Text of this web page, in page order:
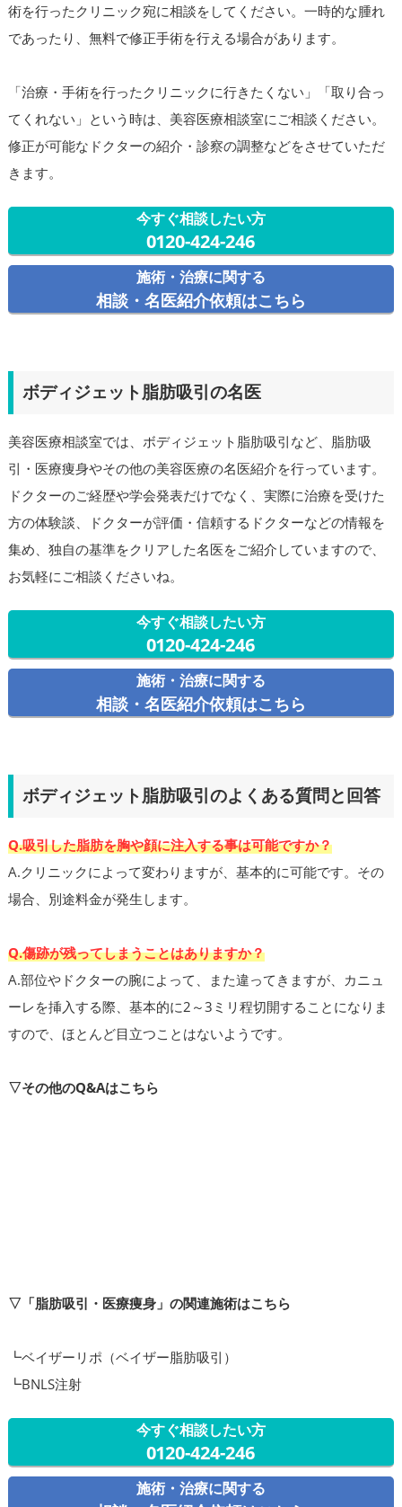
術を行ったクリニック宛に相談をしてください。一時的な腫れ
であったり、無料で修正手術を行える場合があります。
「治療・手術を行ったクリニックに行きたくない」「取り合っ
てくれない」という時は、美容医療相談室にご相談ください。
修正が可能なドクターの紹介・診察の調整などをさせていただ
きます。
今すぐ相談したい方
0120-424-246
施術・治療に関する
相談・名医紹介依頼はこちら
ボディジェット脂肪吸引の名医
美容医療相談室では、ボディジェット脂肪吸引など、脂肪吸
引・医療痩身やその他の美容医療の名医紹介を行っています。
ドクターのご経歴や学会発表だけでなく、実際に治療を受けた
方の体験談、ドクターが評価・信頼するドクターなどの情報を
集め、独自の基準をクリアした名医をご紹介していますので、
お気軽にご相談くださいね。
今すぐ相談したい方
0120-424-246
施術・治療に関する
相談・名医紹介依頼はこちら
ボディジェット脂肪吸引のよくある質問と回答
Q.吸引した脂肪を胸や顔に注入する事は可能ですか？
A.クリニックによって変わりますが、基本的に可能です。その
場合、別途料金が発生します。
Q.傷跡が残ってしまうことはありますか？
A.部位やドクターの腕によって、また違ってきますが、カニュ
ーレを挿入する際、基本的に2～3ミリ程切開することになりま
すので、ほとんど目立つことはないようです。
▽その他のQ&Aはこちら
▽「脂肪吸引・医療痩身」の関連施術はこちら
┗ベイザーリポ（ベイザー脂肪吸引）
┗BNLS注射
今すぐ相談したい方
0120-424-246
施術・治療に関する